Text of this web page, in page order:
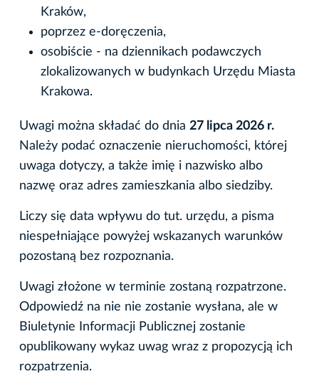
Kraków,
poprzez e-doręczenia,
osobiście - na dziennikach podawczych
zlokalizowanych w budynkach Urzędu Miasta
Krakowa.
Uwagi można składać do dnia 27 lipca 2026 r.
Należy podać oznaczenie nieruchomości, której
uwaga dotyczy, a także imię i nazwisko albo
nazwę oraz adres zamieszkania albo siedziby.
Liczy się data wpływu do tut. urzędu, a pisma
niespełniające powyżej wskazanych warunków
pozostaną bez rozpoznania.
Uwagi złożone w terminie zostaną rozpatrzone.
Odpowiedź na nie nie zostanie wysłana, ale w
Biuletynie Informacji Publicznej zostanie
opublikowany wykaz uwag wraz z propozycją ich
rozpatrzenia.